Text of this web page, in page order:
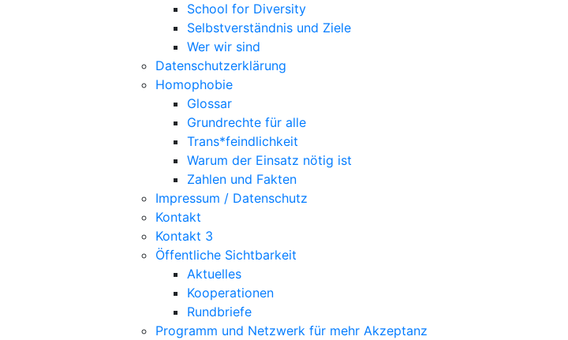
School for Diversity
Selbstverständnis und Ziele
Wer wir sind
Datenschutzerklärung
Homophobie
Glossar
Grundrechte für alle
Trans*feindlichkeit
Warum der Einsatz nötig ist
Zahlen und Fakten
Impressum / Datenschutz
Kontakt
Kontakt 3
Öffentliche Sichtbarkeit
Aktuelles
Kooperationen
Rundbriefe
Programm und Netzwerk für mehr Akzeptanz